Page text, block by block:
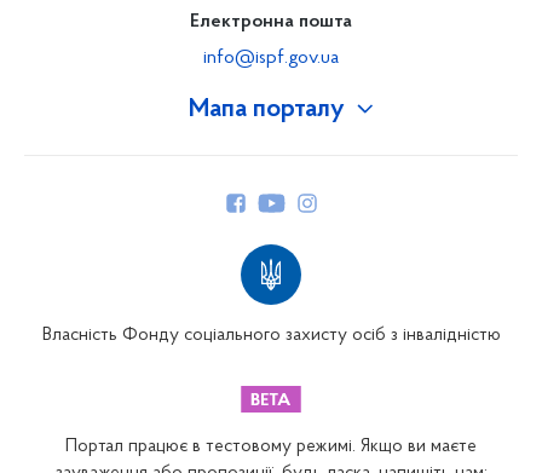
Мапа порталу
Закарпатське відділення
Електронна пошта
info@ispf.gov.ua
Власність Фонду соціального захисту осіб з інвалідністю
Портал працює в тестовому режимі. Якщо ви маєте